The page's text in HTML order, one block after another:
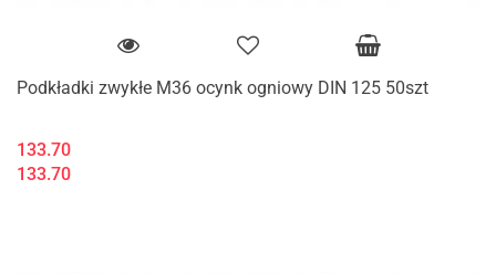
Podkładki zwykłe M36 ocynk ogniowy DIN 125 50szt
133.70
133.70